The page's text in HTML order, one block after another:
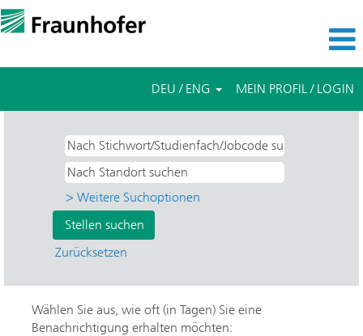
DEU / ENG MEIN PROFIL / LOGIN
> Weitere Suchoptionen
Zurücksetzen
Wählen Sie aus, wie oft (in Tagen) Sie eine
Benachrichtigung erhalten möchten: